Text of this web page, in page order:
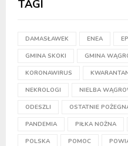
TAGI
DAMASŁAWEK ENEA
GMINA SKOKI GMINA
KORONAWIRUS
NEKROLOGI NIELBA
ODESZLI OSTATNIE
PANDEMIA PIŁKA NOŻNA
POLSKA POMOC